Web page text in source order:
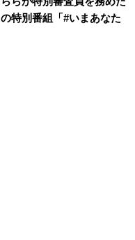
特別番組「#いまあなた